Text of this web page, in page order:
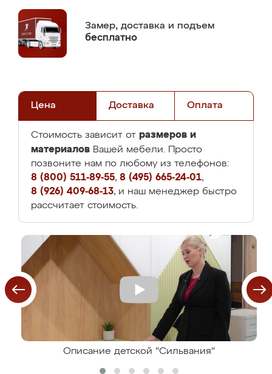
Замер, доставка и подъем
бесплатно
Цена Доставка Оплата
Стоимость зависит от размеров и
материалов Вашей мебели. Просто
позвоните нам по любому из телефонов:
8 (800) 511-89-55, 8 (495) 665-24-01,
8 (926) 409-68-13, и наш менеджер быстро
рассчитает стоимость.
Описание детской "Сильвания"